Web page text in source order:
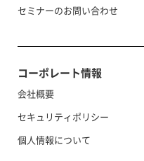
セミナーのお問い合わせ
コーポレート情報
会社概要
セキュリティポリシー
個人情報について